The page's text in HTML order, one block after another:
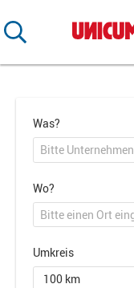
Was?
Wo?
Umkreis